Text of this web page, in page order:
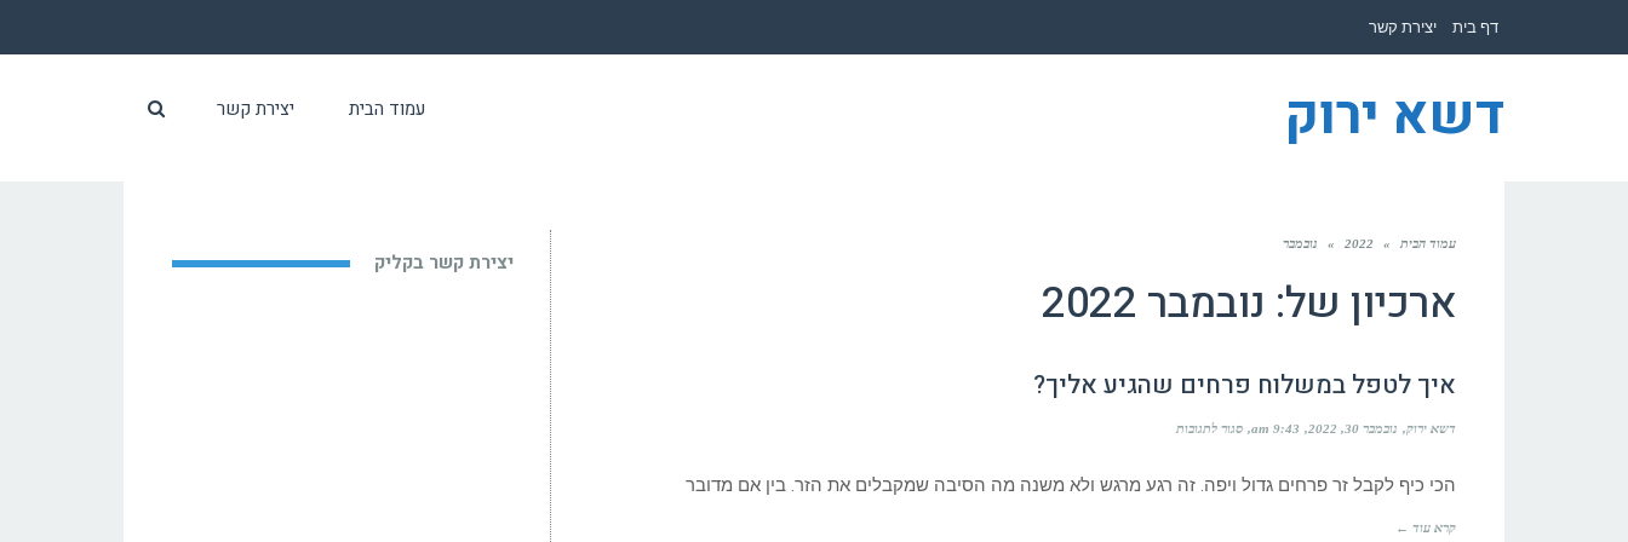
דף בית יצירת קשר
דשא ירוק עמוד הבית יצירת קשר
עמוד הבית »
2022
» נובמבר
ארכיון של: נובמבר 2022
איך לטפל במשלוח פרחים שהגיע אליך?
דשא ירוק נובמבר 30, 2022 9:43 am סגור לתגובות
במשלוח
הכי כיף לקבל זר פרחים גדול ויפה. זה רגע מרגש ולא משנה מה הסיבה שמקבלים את הזר. בין אם מדובר
קרא עוד ←
יצירת קשר בקליק